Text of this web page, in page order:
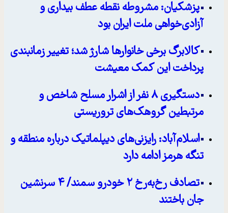
پزشکیان: مشروطه نقطه عطف بیداری و
آزادی‌خواهی ملت ایران بود
کالابرگ برخی خانوارها شارژ شد؛ تغییر زمانبندی
پرداخت این کمک معیشت
دستگیری ۸ نفر از اشرار مسلح شاخص و
مرتبطین گروهک‌های تروریستی
اسلام‌آباد: رایزنی‌های دیپلماتیک درباره منطقه و
تنگه هرمز ادامه دارد
تصادف رخ‌به‌رخ ۲ خودرو سمند/ ۴ سرنشین
جان باختند